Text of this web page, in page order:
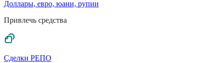
Доллары, евро, юани, рупии
Привлечь средства
Сделки РЕПО